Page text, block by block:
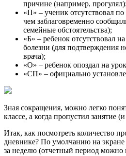
причине (например, прогулял);
«П» – ученик отсутствовал
чем заблаговременно
семейные обстоятельства);
«Б» – ребенок отсутствовал
болезни (для подтверждения
врача);
«О» – ребенок опоздал на
«СП» – официально
Зная сокращения, можно легко
классе, а когда пропустил занятие
Итак, как посмотреть количество
дневнике? По умолчанию на экране
за неделю (отчетный период